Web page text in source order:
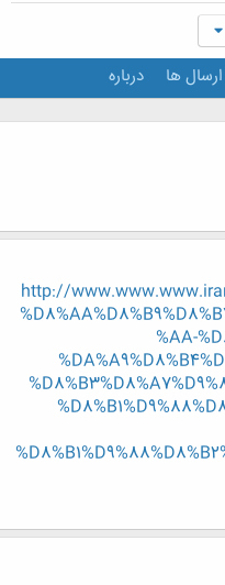
ارسال ها درباره
http://
%AA-